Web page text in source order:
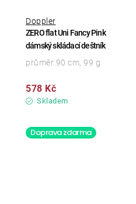
ZERO flat Uni Fancy Pink
dámský skládací deštník
Doppler
Skladem
578 Kč
průměr 90 cm, 99 g
Doprava zdarma